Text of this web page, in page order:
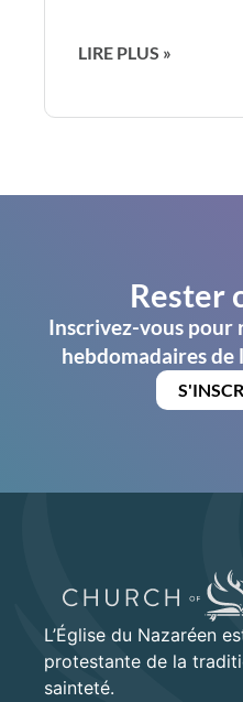
LIRE PLUS »
Rester
Inscrivez-vous pour
hebdomadaires de
L’Église du Nazaréen
protestante de la
sainteté.